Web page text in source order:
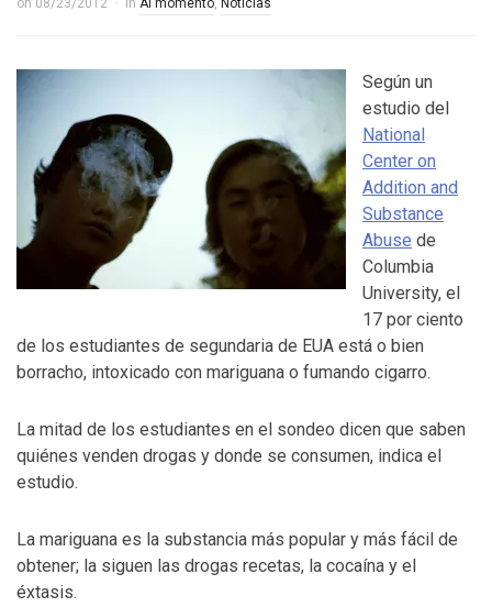
Control del Senado EUA en juego en 2da vuelta
¡Finalmente! Cámara de Representantes obtiene
declaraciones de impuestos de Donald Trump
4 YEARS AGO
¡Culpable! Jurado en Washington D.C. falla en contra
Steward Rhodes, fundador de violento, grupo
on 08/23/2012 in Al momento, Noticias
Según un
estudio del
National
Center on
Addition and
Substance
Abuse de
Columbia
University, el
17 por ciento
de los estudiantes de segundaria de EUA está o bien
borracho, intoxicado con mariguana o fumando cigarro.
La mitad de los estudiantes en el sondeo dicen que saben
quiénes venden drogas y donde se consumen, indica el
estudio.
La mariguana es la substancia más popular y más fácil de
obtener; la siguen las drogas recetas, la cocaína y el
éxtasis.